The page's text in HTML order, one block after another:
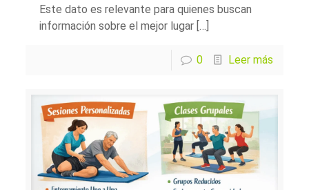
Este dato es relevante para quienes buscan
información sobre el mejor lugar […]
0 Leer más